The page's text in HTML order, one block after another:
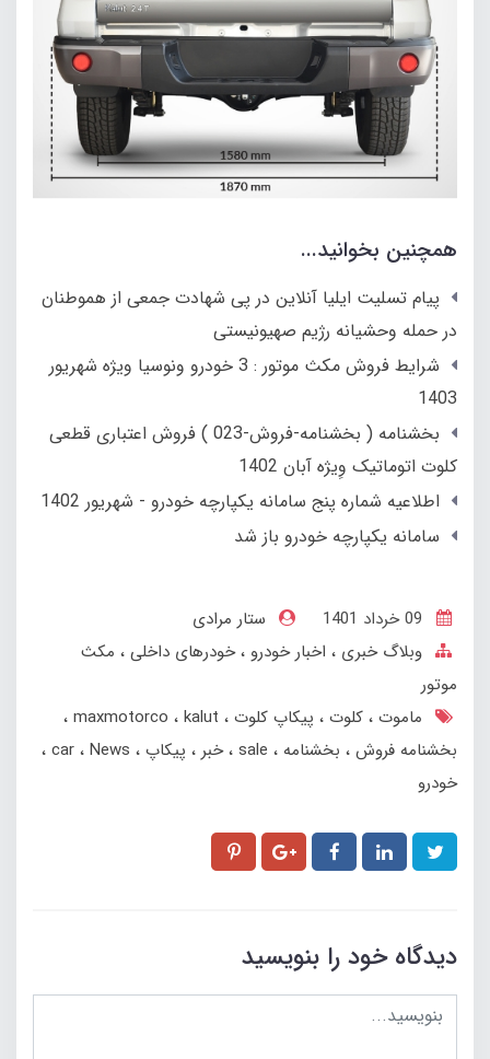
همچنین بخوانید...
پیام تسلیت ایلیا آنلاین در پی شهادت جمعی از هموطنان
در حمله وحشیانه رژیم صهیونیستی
شرایط فروش مکث موتور : 3 خودرو ونوسیا ویژه شهریور
1403
بخشنامه ( بخشنامه-فروش-023 ) فروش اعتباری قطعی
کلوت اتوماتیک وِیژه آبان 1402
اطلاعیه شماره پنج سامانه یکپارچه خودرو - شهریور 1402
سامانه یکپارچه خودرو باز شد
ستار مرادی
وبلاگ خبری
اخبار خودرو خودرهای داخلی
مکث
موتور
ماموت کلوت پیکاپ کلوت maxmotorco
kalut
بخشنامه فروش
بخشنامه sale خبر پیکاپ car News
خودرو
دیدگاه خود را بنویسید